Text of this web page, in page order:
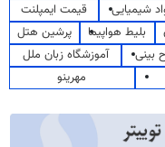
شیمیایی
قیمت ایمپلنت
بلیط هواپیما
پرشین هتل
بینی
آموزشگاه زبان ملل
مهرینو